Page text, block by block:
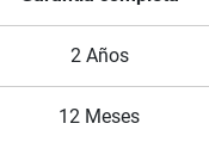
2 Años
12 Meses